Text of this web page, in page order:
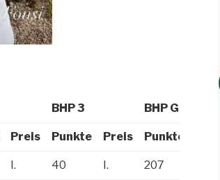
BHP 3 BHP G
Preis Punkte Preis Punkte
I. 40 I. 207